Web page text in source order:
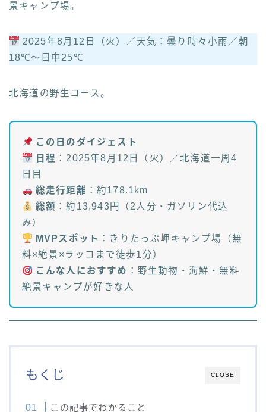
景キャンプ場。
2025年8月12日（火）／天気：曇り時々小雨／朝
18℃〜日中25℃
北海道の野生コース。
この日のダイジェスト
日程 ：2025年8月12日（火）／北海道一周4
日目
総走行距離 ：約178.1km
総額 ：約13,943円（2人分・ガソリン代込
み）
MVPスポット ：きりたっぷ岬キャンプ場（無
料×絶景×ラッコまで徒歩1分）
こんな人におすすめ ：野生動物・海鮮・無料
絶景キャンプが好きな人
CLOSE
もくじ
この記事でわかること